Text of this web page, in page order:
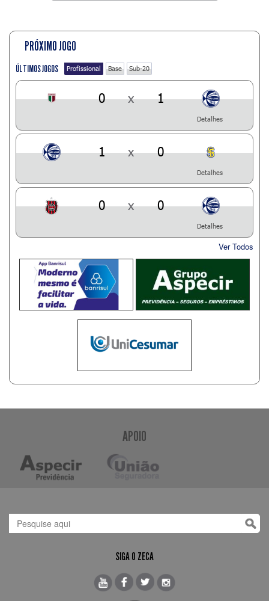
PRÓXIMO JOGO
ÚLTIMOS JOGOS Profissional Base Sub-20
0 x 1
Detalhes
1 x 0
Detalhes
0 x 0
Detalhes
Ver Todos
APOIO
SIGA O ZECA